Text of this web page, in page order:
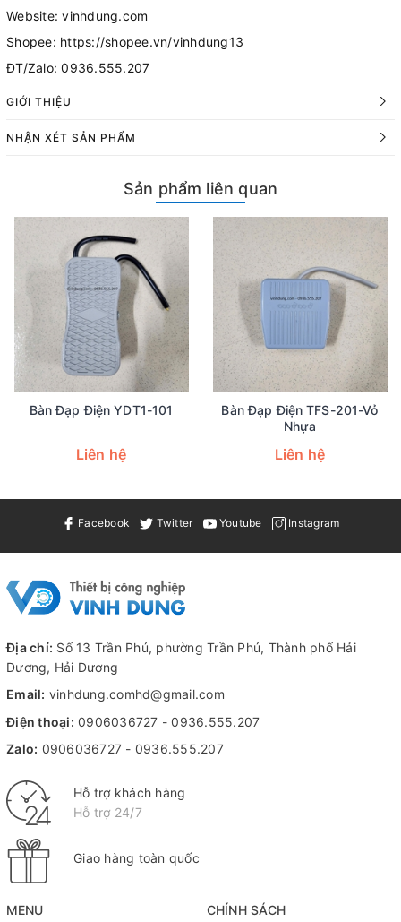
Website: vinhdung.com
Shopee: https://shopee.vn/vinhdung13
ĐT/Zalo: 0936.555.207
GIỚI THIỆU
NHẬN XÉT SẢN PHẨM
Sản phẩm liên quan
Bàn Đạp Điện YDT1-101
Liên hệ
Bàn Đạp Điện TFS-201-Vỏ
Nhựa
Liên hệ
Facebook Twitter Youtube Instagram
MENU CHÍNH SÁCH
Địa chỉ: Số 13 Trần Phú, phường Trần Phú, Thành phố Hải
Dương, Hải Dương
Email: vinhdung.comhd@gmail.com
Điện thoại: 0906036727 -0936.555.207
Zalo: 0906036727 - 0936.555.207
Hỗ trợ khách hàng
Hỗ trợ 24/7
Giao hàng toàn quốc